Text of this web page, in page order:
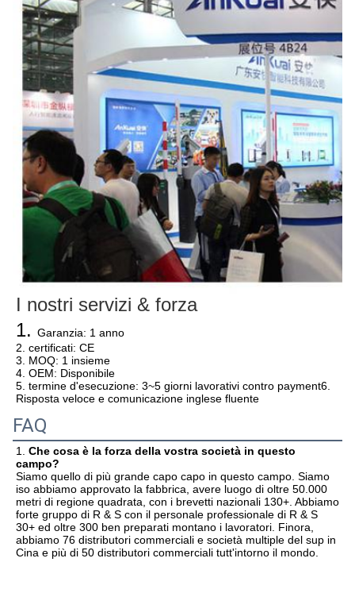
I nostri servizi & forza
1. Garanzia: 1 anno
2. certificati: CE
3. MOQ: 1 insieme
4. OEM: Disponibile
5. termine d'esecuzione: 3~5 giorni lavorativi contro payment6.
Risposta veloce e comunicazione inglese fluente
FAQ
1. Che cosa è la forza della vostra società in questo
campo?
Siamo quello di più grande capo capo in questo campo. Siamo
iso abbiamo approvato la fabbrica, avere luogo di oltre 50.000
metri di regione quadrata, con i brevetti nazionali 130+. Abbiamo
forte gruppo di R & S con il personale professionale di R & S
30+ ed oltre 300 ben preparati montano i lavoratori. Finora,
abbiamo 76 distributori commerciali e società multiple del sup in
Cina e più di 50 distributori commerciali tutt'intorno il mondo.